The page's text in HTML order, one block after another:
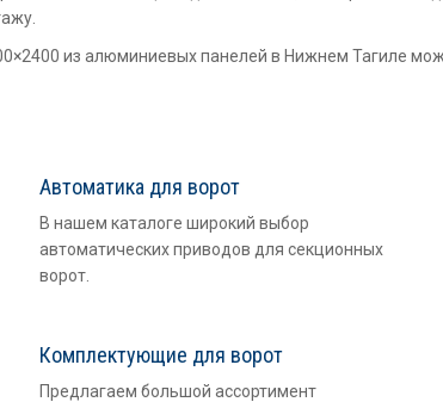
из алюминиевых панелей в Нижнем Тагиле
Автоматика для ворот
В нашем каталоге широкий выбор
автоматических приводов для секционных
ворот.
Комплектующие для ворот
Предлагаем большой ассортимент